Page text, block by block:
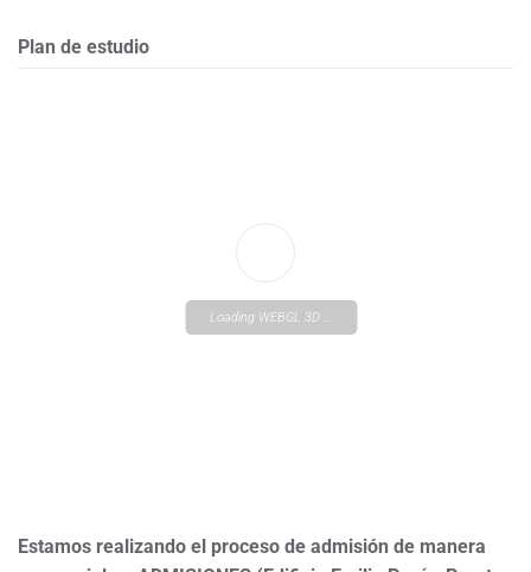
Plan de estudio
Loading WEBGL 3D ...
Estamos realizando el proceso de admisión de manera